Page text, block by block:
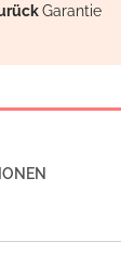
Garantie